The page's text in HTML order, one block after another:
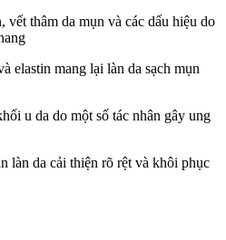
vết thâm da mụn và các dấu hiệu do
elastin mang lại làn da sạch mụn
u da do một số tác nhân gây ung
làn da cải thiện rõ rệt và khôi phục